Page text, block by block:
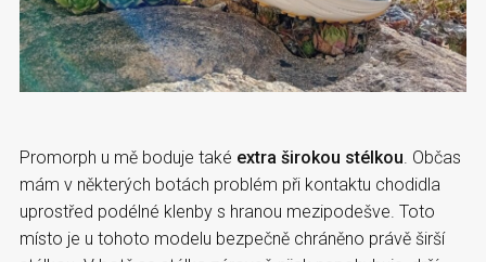
Promorph u mě boduje také extra širokou stélkou. Občas
mám v některých botách problém při kontaktu chodidla
uprostřed podélné klenby s hranou mezipodešve. Toto
místo je u tohoto modelu bezpečně chráněno právě širší